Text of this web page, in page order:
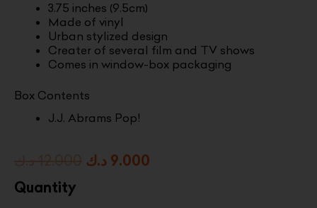
3.75 inches (9.5cm)
Made of vinyl
Urban stylized design
Creater of several film and TV shows
Comes in window-box packaging
Box Contents
J.J. Abrams Pop!
Original
9.000 د.ك
Quantity